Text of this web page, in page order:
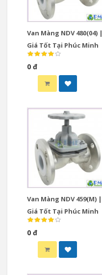
Van Màng NDV 480(04) |
Giá Tốt Tại Phúc Minh
0 đ
Van Màng NDV 459(M) |
Giá Tốt Tại Phúc Minh
0 đ